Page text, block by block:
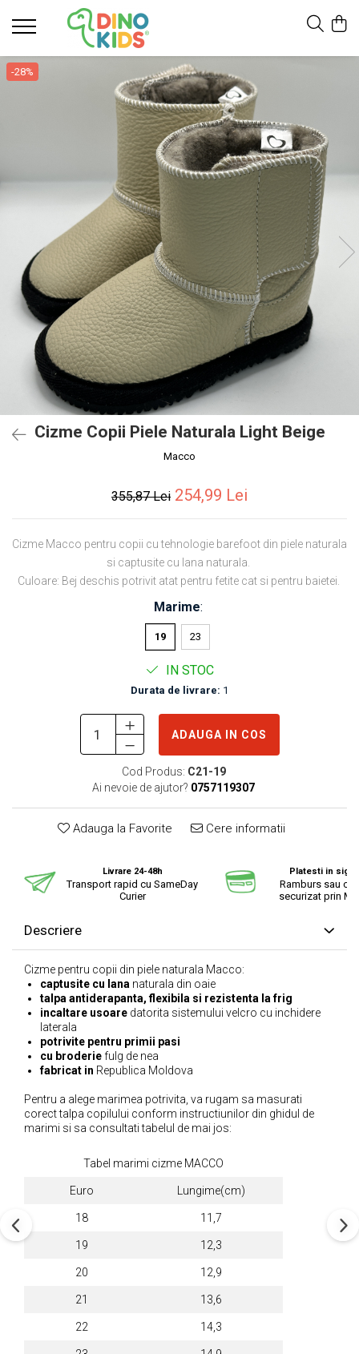
Suport clienti
-28%
Cizme Copii Piele Naturala Light Beige
Macco
355,87 Lei 254,99 Lei
Cizme Macco pentru copii cu tehnologie barefoot din piele naturala
si captusite cu lana naturala.
Culoare: Bej deschis potrivit atat pentru fetite cat si pentru baietei.
Marime:
19 23
IN STOC
Durata de livrare: 1
ADAUGA IN COS
Cod Produs: C21-19
Ai nevoie de ajutor? 0757119307
Adauga la Favorite Cere informatii
Livrare 24-48h
Transport rapid cu SameDay
Curier
Platesti in
Ramburs sau cu
securizat prin
Descriere
Cizme pentru copii din piele naturala Macco:
captusite cu lana naturala din oaie
talpa antiderapanta, flexibila si rezistenta la frig
incaltare usoare datorita sistemului velcro cu inchidere
laterala
potrivite pentru primii pasi
cu broderiefulg de nea
fabricat in Republica Moldova
Pentru a alege marimea potrivita, va rugam sa masurati
corect talpa copilului conform instructiunilor din ghidul de
marimi si sa consultati tabelul de mai jos:
Tabel marimi cizme MACCO
Euro Lungime(cm)
18 11,7
19 12,3
20 12,9
21 13,6
22 14,3